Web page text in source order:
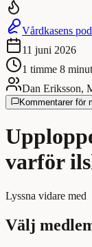
Vårdkasens
11 juni 2026
1 timme 8
Dan Eriksson,
Kommentarer för
varför
Lyssna vidare med
Välj